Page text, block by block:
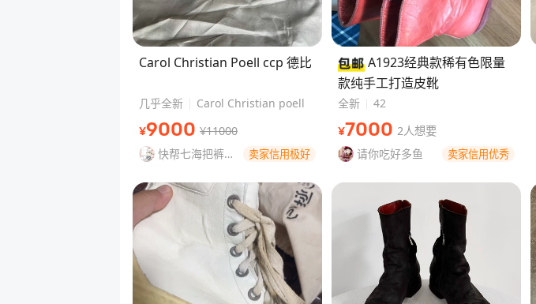
Carol Christian Poell ccp 德比
几乎全新
Carol Christian poell
¥9000 ¥11000
快帮七海把裤子
穿上
卖家信用极好
A1923经典款稀有色限量
款纯手工打造皮靴
全新 42
¥7000 2人想要
请你吃好多鱼
卖家信用优秀